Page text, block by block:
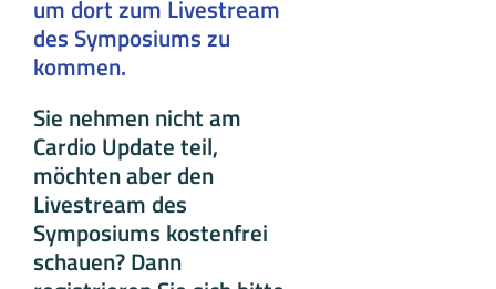
um dort zum Livestream
des Symposiums zu
kommen.
Sie nehmen nicht am
Cardio Update teil,
möchten aber den
Livestream des
Symposiums kostenfrei
schauen? Dann